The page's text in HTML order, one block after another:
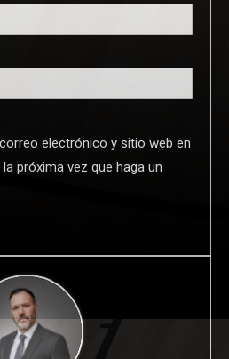
electrónico y sitio web en
próxima vez que haga un